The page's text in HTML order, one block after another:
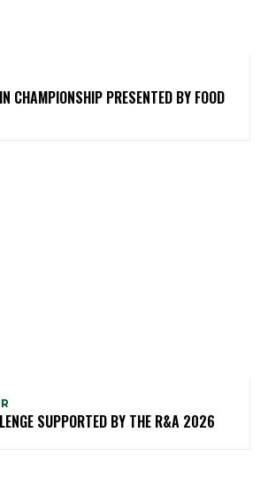
CHAMPIONSHIP PRESENTED BY FOOD
SUPPORTED BY THE R&A 2026